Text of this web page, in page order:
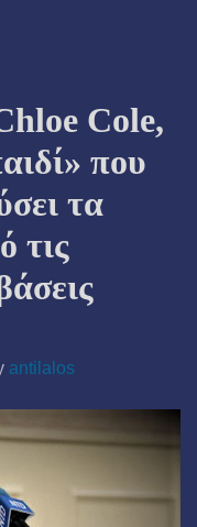
Cole,
που
τα
τις
antilalos